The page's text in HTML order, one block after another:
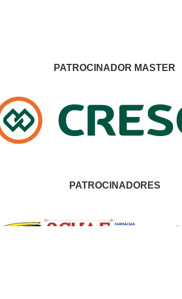
PATROCINADOR MASTER
PATROCINADORES